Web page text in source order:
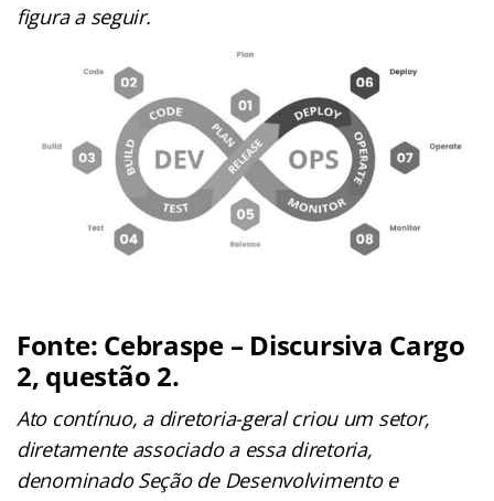
figura a seguir.
Fonte: Cebraspe – Discursiva Cargo
2, questão 2.
Ato contínuo, a diretoria-geral criou um setor,
diretamente associado a essa diretoria,
denominado Seção de Desenvolvimento e